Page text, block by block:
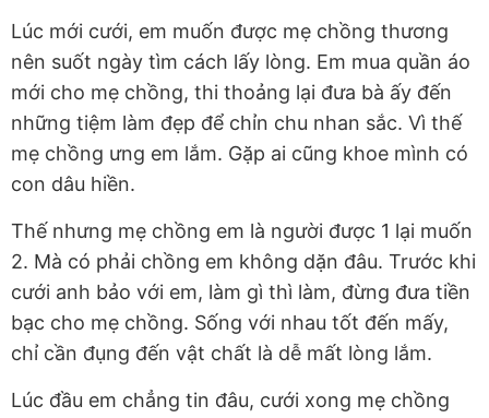
Lúc mới cưới, em muốn được mẹ chồng thương
nên suốt ngày tìm cách lấy lòng. Em mua quần áo
mới cho mẹ chồng, thi thoảng lại đưa bà ấy đến
những tiệm làm đẹp để chỉn chu nhan sắc. Vì thế
mẹ chồng ưng em lắm. Gặp ai cũng khoe mình có
con dâu hiền.
Thế nhưng mẹ chồng em là người được 1 lại muốn
2. Mà có phải chồng em không dặn đâu. Trước khi
cưới anh bảo với em, làm gì thì làm, đừng đưa tiền
bạc cho mẹ chồng. Sống với nhau tốt đến mấy,
chỉ cần đụng đến vật chất là dễ mất lòng lắm.
Lúc đầu em chẳng tin đâu, cưới xong mẹ chồng